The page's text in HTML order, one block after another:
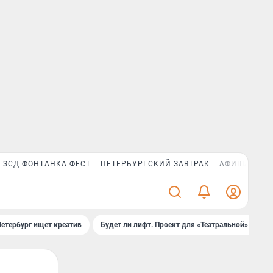
ЗСД ФОНТАНКА ФЕСТ ПЕТЕРБУРГСКИЙ ЗАВТРАК АФИША PLUS
ищет креатив Будет ли лифт. Проект для «Театральной»